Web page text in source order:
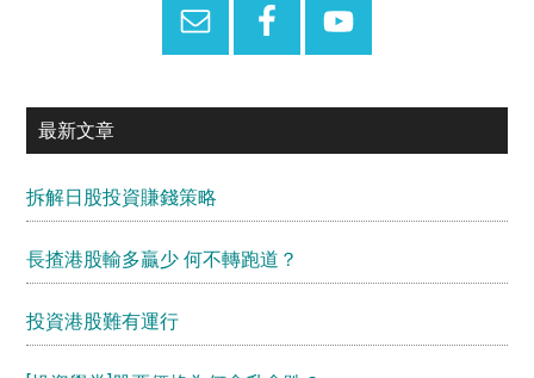
最新文章
拆解日股投資賺錢策略
長揸港股輸多贏少 何不轉跑道？
投資港股難有運行